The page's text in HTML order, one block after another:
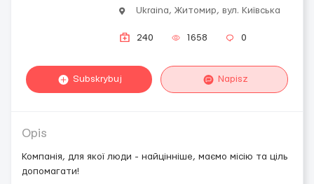
Ukraina, Житомир, вул. Київська
240 1658 0
Subskrybuj Napisz
Opis
Компанія, для якої люди - найцінніше, маємо місію та ціль
допомагати!